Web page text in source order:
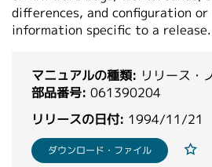
韓国語
differences, and configuration
information specific to a release.
マニュアルの種類: リリース・
部品番号: 061390204
リリースの日付: 1994/11/21
ダウンロード・ファイル